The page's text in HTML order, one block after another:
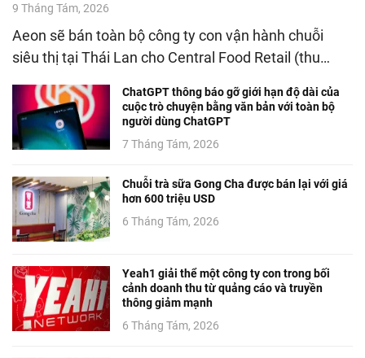
9 Tháng Tám, 2026
Aeon sẽ bán toàn bộ công ty con vận hành chuỗi
siêu thị tại Thái Lan cho Central Food Retail (thu…
ChatGPT thông báo gỡ giới hạn độ dài của
cuộc trò chuyện bằng văn bản với toàn bộ
người dùng ChatGPT
7 Tháng Tám, 2026
Chuỗi trà sữa Gong Cha được bán lại với giá
hơn 600 triệu USD
6 Tháng Tám, 2026
Yeah1 giải thể một công ty con trong bối
cảnh doanh thu từ quảng cáo và truyền
thông giảm mạnh
6 Tháng Tám, 2026